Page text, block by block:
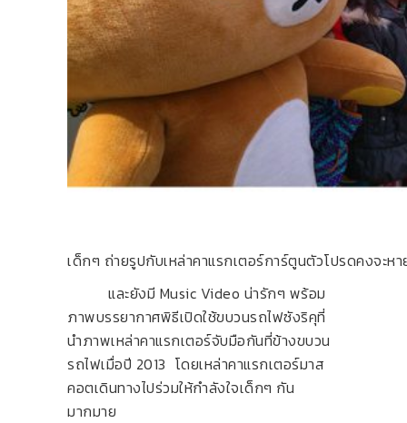
เด็กๆ ถ่ายรูปกับเหล่าคาแรกเตอร์การ์ตูนตัวโปรดคงจะหา
และยังมี Music Video น่ารักๆ พร้อม
ภาพบรรยากาศพิธีเปิดใช้ขบวนรถไฟซังริคุที่
นำภาพเหล่าคาแรกเตอร์จับมือกันที่ข้างขบวน
รถไฟเมื่อปี 2013 โดยเหล่าคาแรกเตอร์มาส
คอตเดินทางไปร่วมให้กำลังใจเด็กๆ กัน
มากมาย